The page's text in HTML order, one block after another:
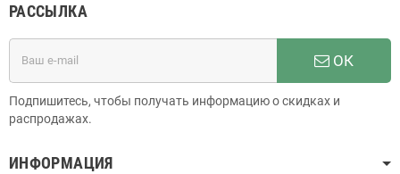
РАССЫЛКА
ОК
Подпишитесь, чтобы получать информацию о скидках и
распродажах.
ИНФОРМАЦИЯ